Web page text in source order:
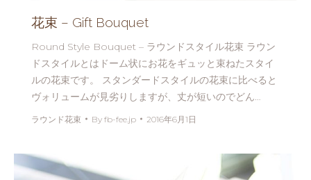
花束 – Gift Bouquet
Round Style Bouquet – ラウンドスタイル花束 ラウン
ドスタイルとはドーム状にお花をギュッと束ねたスタイ
ルの花束です。 スタンダードスタイルの花束に比べると
ヴォリュームが見劣りしますが、丈が短いのでどん…
ラウンド花束 By fb-fee.jp 2016年6月1日